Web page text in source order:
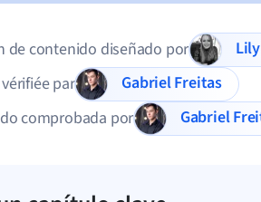
de contenido diseñado por
par
Gabriel Freitas
comprobada por
Gabriel